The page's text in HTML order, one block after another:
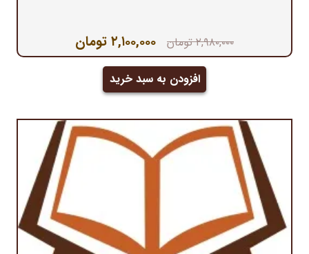
۲,۹۸۰,۰۰۰ تومان
قیمت
اصلی:
بود.
۲,۱۰۰,۰۰۰ تومان
فعلی:
افزودن به سبد خرید